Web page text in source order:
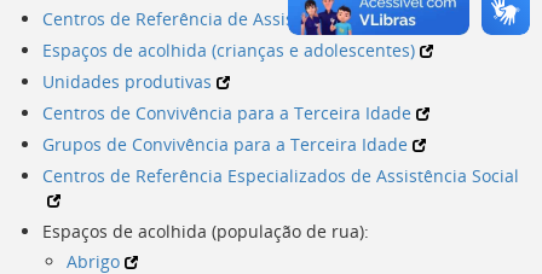
Centros de Referência de Assistência Social (Cras
Espaços de acolhida (crianças e adolescentes)
Unidades produtivas
Centros de Convivência para a Terceira Idade
Grupos de Convivência para a Terceira Idade
Centros de Referência Especializados de Assistência Social
Espaços de acolhida (população de rua):
Abrigo